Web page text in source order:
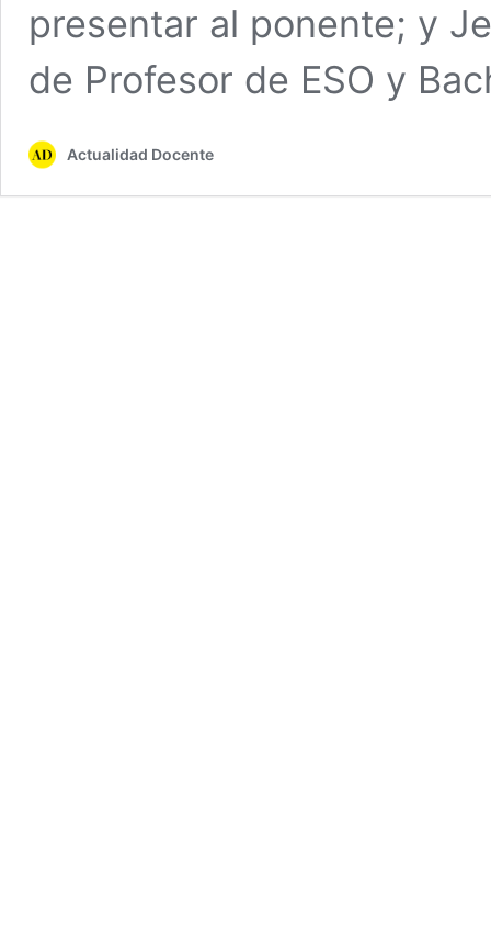
presentar al ponente; y
de Profesor de ESO y
Actualidad Docente